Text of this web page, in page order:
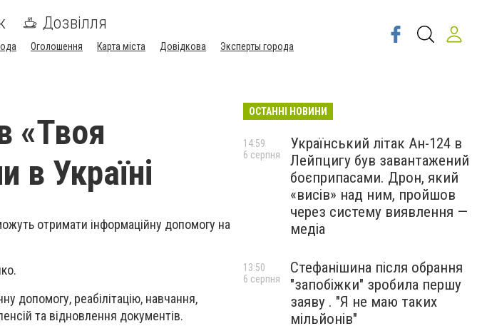
Дозвілля
Оголошення Карта міста Довідкова Эксперты города
«Твоя
в Україні
отримати інформаційну допомогу на
допомогу, реабілітацію, навчання,
та відновлення документів.
ОСТАННІ НОВИНИ
Український літак Ан-124 в
Лейпцигу був завантажений
боєприпасами. Дрон, який
«висів» над ним, пройшов
через систему виявлення —
медіа
14:59
6 серпня
Стефанішина після обрання
"запобіжки" зробила першу
заяву . "Я не маю таких
мільйонів"
13:50
6 серпня